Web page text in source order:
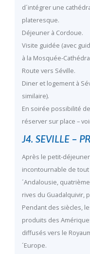
d´intégrer une
plateresque.
Déjeuner à Cordoue.
Visite guidée (avec
à la Mosquée-
Route vers Séville.
Diner et logement à
similaire).
En soirée possibilité
réserver sur place –
J4. SEVILLE –
Après le petit-
incontournable de tout
´Andalousie,
rives du Guadalquivir,
Pendant des siècles,
produits des
diffusés vers le
´Europe.